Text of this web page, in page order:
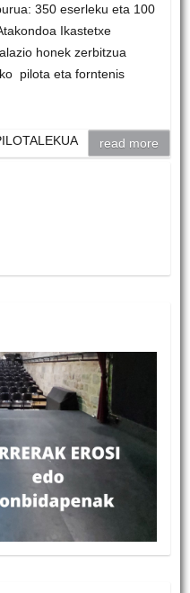
350 eserleku eta 100
Ikastetxe
honek zerbitzua
pilota eta forntenis
read more